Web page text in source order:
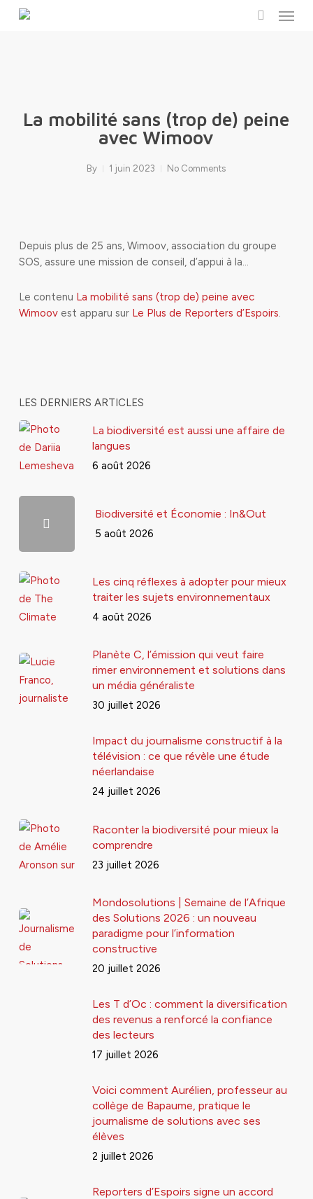
Menu
La mobilité sans (trop de) peine
avec Wimoov
By 1 juin 2023 No Comments
Depuis plus de 25 ans, Wimoov, association du groupe
SOS, assure une mission de conseil, d’appui à la…
Le contenu La mobilité sans (trop de) peine avec
Wimoovest apparu sur Le Plus de Reporters d’Espoirs.
LES DERNIERS ARTICLES
La biodiversité est aussi une affaire de
langues
6 août 2026
Biodiversité et Économie : In&Out
5 août 2026
Les cinq réflexes à adopter pour mieux
traiter les sujets environnementaux
4 août 2026
Planète C, l’émission qui veut faire
rimer environnement et solutions dans
un média généraliste
30 juillet 2026
Impact du journalisme constructif à la
télévision : ce que révèle une étude
néerlandaise
24 juillet 2026
Raconter la biodiversité pour mieux la
comprendre
23 juillet 2026
Mondosolutions | Semaine de l’Afrique
des Solutions 2026 : un nouveau
paradigme pour l’information
constructive
20 juillet 2026
Les T d’Oc : comment la diversification
des revenus a renforcé la confiance
des lecteurs
17 juillet 2026
Voici comment Aurélien, professeur au
collège de Bapaume, pratique le
journalisme de solutions avec ses
élèves
2 juillet 2026
Reporters d’Espoirs signe un accord